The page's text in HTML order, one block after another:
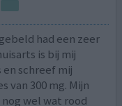
had een zeer
is bij mij
schreef mij
van 300 mg. Mijn
wel wat rood